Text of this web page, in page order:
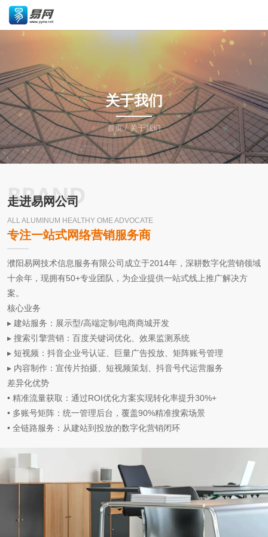
关于我们
首页/关于我们
走进易网公司
ALL ALUMINUM HEALTHY OME ADVOCATE
专注一站式网络营销服务商
濮阳易网技术信息服务有限公司成立于2014年，深耕数字化营销领域
十余年，现拥有50+专业团队，为企业提供一站式线上推广解决方
案。
核心业务
▸ 建站服务：展示型/高端定制/电商商城开发
▸ 搜索引擎营销：百度关键词优化、效果监测系统
▸ 短视频：抖音企业号认证、巨量广告投放、矩阵账号管理
▸ 内容制作：宣传片拍摄、短视频策划、抖音号代运营服务
差异化优势
• 精准流量获取：通过ROI优化方案实现转化率提升30%+
• 多账号矩阵：统一管理后台，覆盖90%精准搜索场景
• 全链路服务：从建站到投放的数字化营销闭环